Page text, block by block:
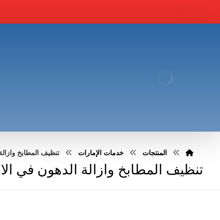
المنتجات خدمات الإمارات تنظيف المطابخ وازالة
تنظيف المطابخ وازالة الدهون في الامارات